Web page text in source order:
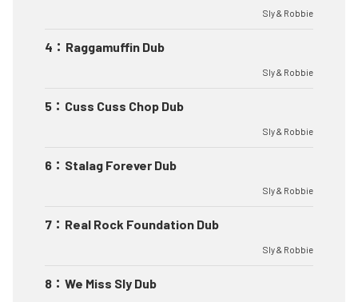
Sly & Robbie
4 ： Raggamuffin Dub
Sly & Robbie
5 ： Cuss Cuss Chop Dub
Sly & Robbie
6 ： Stalag Forever Dub
Sly & Robbie
7 ： Real Rock Foundation Dub
Sly & Robbie
8 ： We Miss Sly Dub